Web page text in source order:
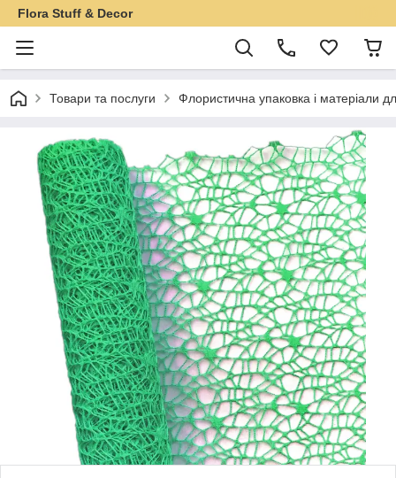
Flora Stuff & Decor
Товари та послуги Флористична упаковка і матеріали